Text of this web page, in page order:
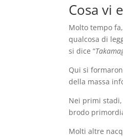
Cosa vi
Molto tempo
qualcosa di
si dice “
Qui si
della massa
Nei primi stadi,
brodo
Molti altre